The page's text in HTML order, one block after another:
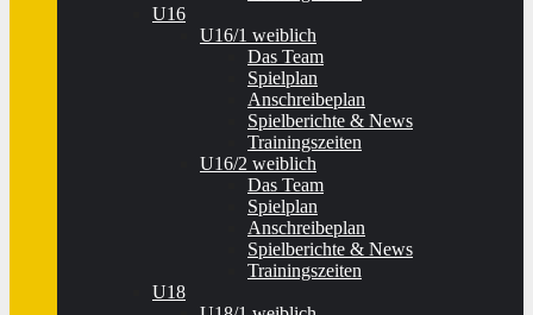
U16
U16/1 weiblich
Das Team
Spielplan
Anschreibeplan
Spielberichte & News
Trainingszeiten
U16/2 weiblich
Das Team
Spielplan
Anschreibeplan
Spielberichte & News
Trainingszeiten
U18